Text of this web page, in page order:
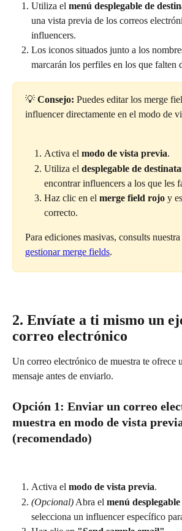
Utiliza el menú desplegable de
una vista previa de los correos
influencers.
Los iconos situados junto a los
marcarán los perfiles en los que falten
💡 Consejo: Puedes editar los merge
influencer directamente en el modo de
Activa el modo de vista previa.
Utiliza el desplegable de
encontrar influencers a los que les
Haz clic en el merge field rojo y
correcto.
Para ediciones masivas, consults
gestionar merge fields.
2. Envíate a ti mismo un
correo electrónico
Un correo electrónico de muestra te ofrece
mensaje antes de enviarlo.
Opción 1: Enviar un correo
muestra en modo de vista
(recomendado)
Activa el modo de vista previa.
(Opcional) Abra el menú
selecciona un influencer específico